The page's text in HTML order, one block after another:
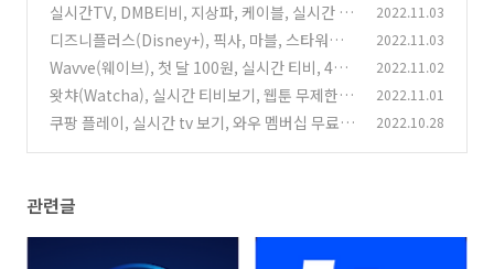
실시간TV, DMB티비, 지상파, 케이블, 실시간 스
포츠 보기 (0)
2022.11.03
디즈니플러스(Disney+), 픽사, 마블, 스타워즈,
4명 동시접속 (0)
2022.11.03
Wavve(웨이브), 첫 달 100원, 실시간 티비, 4명
동시시청
(0)
2022.11.02
왓챠(Watcha), 실시간 티비보기, 웹툰 무제한
(0)
2022.11.01
쿠팡 플레이, 실시간 tv 보기, 와우 멤버십 무료 2022.10.28
관련글